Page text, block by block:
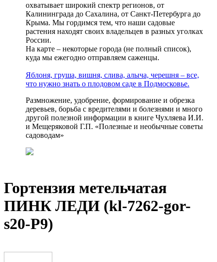
охватывает широкий спектр регионов, от
Калининграда до Сахалина, от Санкт-Петербурга до
Крыма. Мы гордимся тем, что наши садовые
растения находят своих владельцев в разных уголках
России.
На карте – некоторые города (не полный список),
куда мы ежегодно отправляем саженцы.
Яблоня, груша, вишня, слива, алыча, черешня – все,
что нужно знать о плодовом саде в Подмосковье.
Размножение, удобрение, формирование и обрезка
деревьев, борьба с вредителями и болезнями и много
другой полезной информации в книге Чухляева И.И.
и Мещеряковой Г.П. «Полезные и необычные советы
садоводам»
Гортензия метельчатая
ПИНК ЛЕДИ (kl-7262-gor-
s20-P9)